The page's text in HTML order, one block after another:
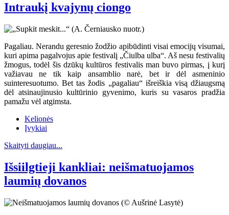
Intraukį kvajynų ciongo
Pagaliau. Nerandu geresnio žodžio apibūdinti visai emocijų visumai,
kuri apima pagalvojus apie festivalį „Čiulba ulba“. Aš nesu festivalių
žmogus, todėl šis dzūkų kultūros festivalis man buvo pirmas, į kurį
važiavau ne tik kaip ansamblio narė, bet ir dėl asmeninio
suinteresuotumo. Bet tas žodis „pagaliau“ išreiškia visą džiaugsmą
dėl atsinaujinusio kultūrinio gyvenimo, kuris su vasaros pradžia
pamažu vėl atgimsta.
Kelionės
Įvykiai
Skaityti daugiau...
Išsiilgtieji kankliai: neišmatuojamos
laumių dovanos